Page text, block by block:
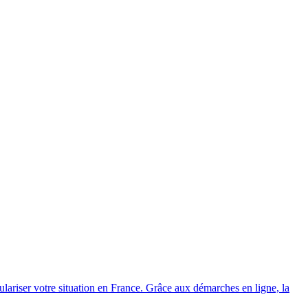
votre situation en France. Grâce aux démarches en ligne, la